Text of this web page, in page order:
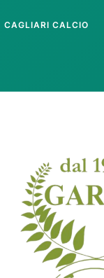
CAGLIARI CALCIO